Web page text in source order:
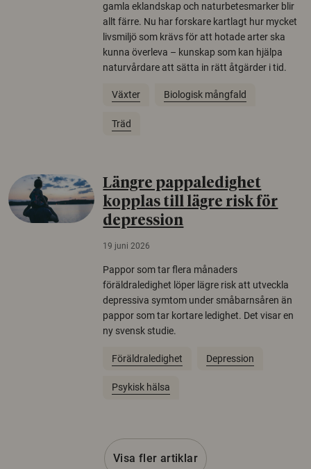
gamla eklandskap och naturbetesmarker blir
allt färre. Nu har forskare kartlagt hur mycket
livsmiljö som krävs för att hotade arter ska
kunna överleva – kunskap som kan hjälpa
naturvårdare att sätta in rätt åtgärder i tid.
Växter Biologisk mångfald
Träd
Längre pappaledighet
kopplas till lägre risk för
depression
19 juni 2026
Pappor som tar flera månaders
föräldraledighet löper lägre risk att utveckla
depressiva symtom under småbarnsåren än
pappor som tar kortare ledighet. Det visar en
ny svensk studie.
Föräldraledighet Depression
Psykisk hälsa
Visa fler artiklar